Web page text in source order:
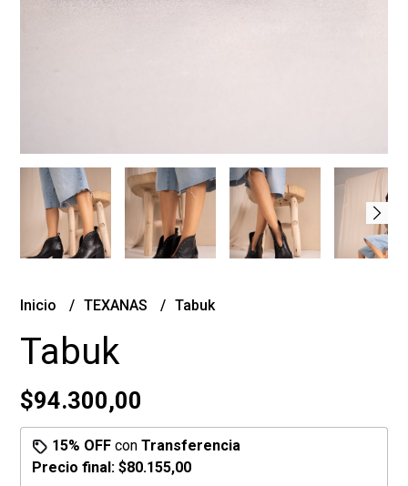
Inicio TEXANAS Tabuk
Tabuk
$94.300,00
15% OFF conTransferencia
Precio final:$80.155,00